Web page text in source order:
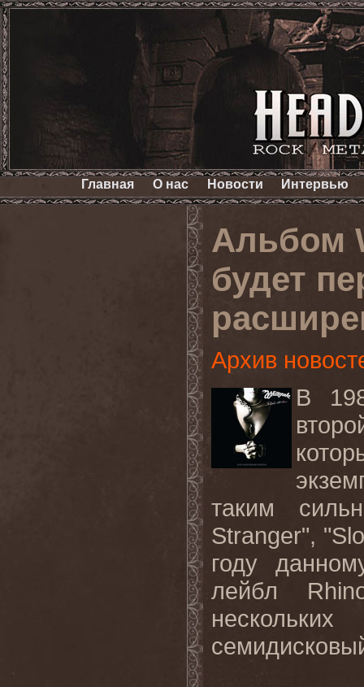
Главная О нас Новости Интервью
Альбом
будет
Архив
В
таким
Stranger", "
году
лейбл